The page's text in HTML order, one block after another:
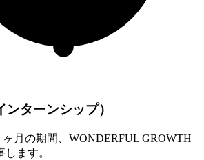
ンターンシップ）
ヶ月の期間、WONDERFUL GROWTH
ます。